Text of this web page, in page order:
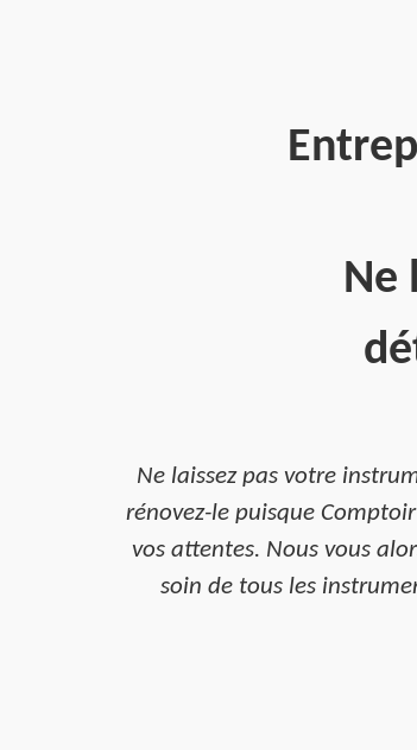
Ne
Ne laissez pas votre
rénovez-le puisque
vos attentes. Nous vous
soin de tous les